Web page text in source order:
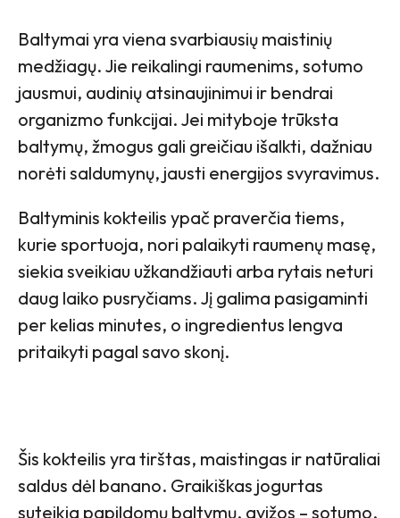
Baltymai yra viena svarbiausių maistinių
medžiagų. Jie reikalingi raumenims, sotumo
jausmui, audinių atsinaujinimui ir bendrai
organizmo funkcijai. Jei mityboje trūksta
baltymų, žmogus gali greičiau išalkti, dažniau
norėti saldumynų, jausti energijos svyravimus.
Baltyminis kokteilis ypač praverčia tiems,
kurie sportuoja, nori palaikyti raumenų masę,
siekia sveikiau užkandžiauti arba rytais neturi
daug laiko pusryčiams. Jį galima pasigaminti
per kelias minutes, o ingredientus lengva
pritaikyti pagal savo skonį.
Šis kokteilis yra tirštas, maistingas ir natūraliai
saldus dėl banano. Graikiškas jogurtas
suteikia papildomų baltymų, avižos – sotumo,